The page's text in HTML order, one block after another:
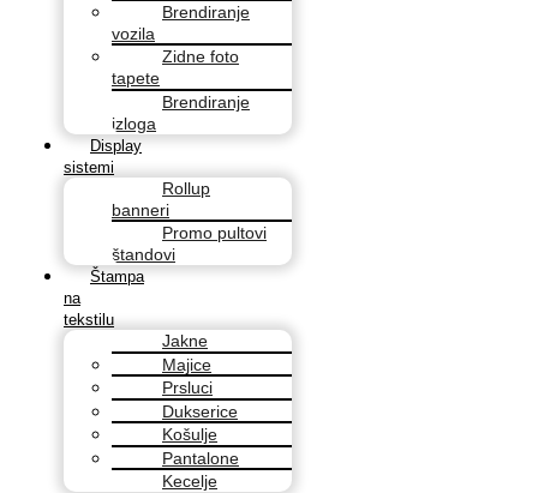
Brendiranje
vozila
Zidne foto
tapete
Brendiranje
izloga
Display
sistemi
Rollup
banneri
Promo pultovi
štandovi
Štampa
na
tekstilu
Jakne
Majice
Prsluci
Dukserice
Košulje
Pantalone
Kecelje